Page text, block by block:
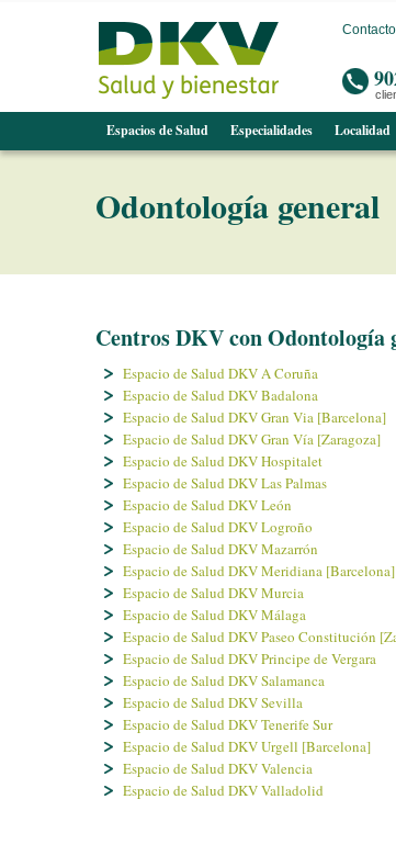
Contacto
Espacios de Salud Especialidades Localidad
Odontologí­a general
Centros DKV con Odontologí­a
Espacio de Salud DKV A Coruña
Espacio de Salud DKV Badalona
Espacio de Salud DKV Gran Via [Barcelona]
Espacio de Salud DKV Gran Ví­a [Zaragoza]
Espacio de Salud DKV Hospitalet
Espacio de Salud DKV Las Palmas
Espacio de Salud DKV León
Espacio de Salud DKV Logroño
Espacio de Salud DKV Mazarrón
Espacio de Salud DKV Meridiana [Barcelona]
Espacio de Salud DKV Murcia
Espacio de Salud DKV Málaga
Espacio de Salud DKV Paseo Constitución
Espacio de Salud DKV Principe de Vergara
Espacio de Salud DKV Salamanca
Espacio de Salud DKV Sevilla
Espacio de Salud DKV Tenerife Sur
Espacio de Salud DKV Urgell [Barcelona]
Espacio de Salud DKV Valencia
Espacio de Salud DKV Valladolid